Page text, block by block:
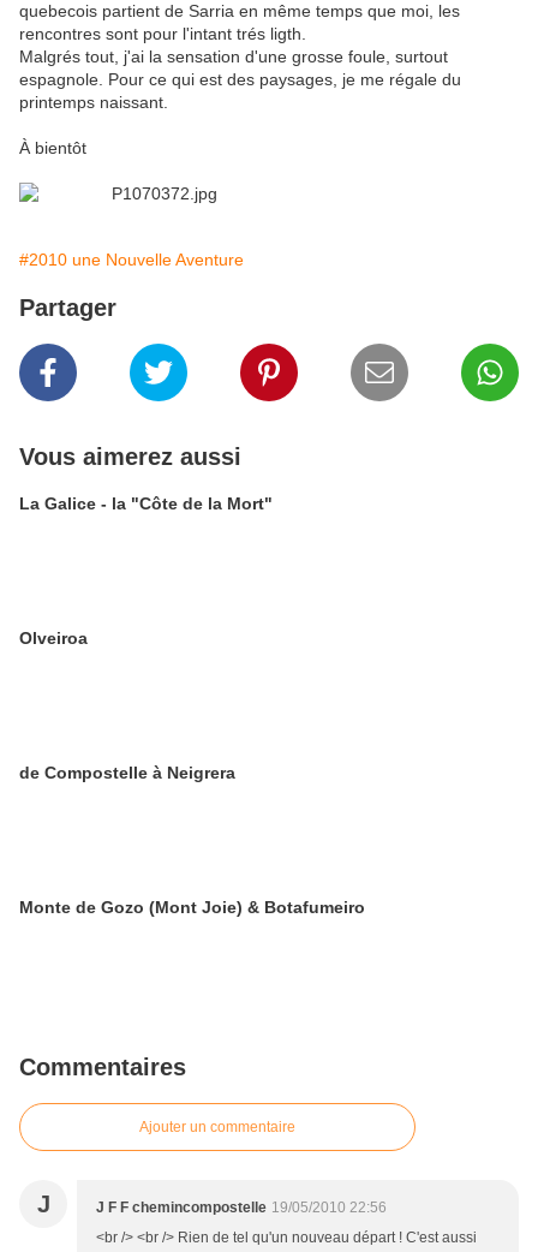
quebecois partient de Sarria en même temps que moi, les
rencontres sont pour l'intant trés ligth.
Malgrés tout, j'ai la sensation d'une grosse foule, surtout
espagnole. Pour ce qui est des paysages, je me régale du
printemps naissant.
À bientôt
#2010 une Nouvelle Aventure
Partager
Vous aimerez aussi
La Galice - la "Côte de la Mort"
Olveiroa
de Compostelle à Neigrera
Monte de Gozo (Mont Joie) & Botafumeiro
Commentaires
Ajouter un commentaire
J J F F chemincompostelle 19/05/2010 22:56
<br /> <br /> Rien de tel qu'un nouveau départ ! C'est aussi